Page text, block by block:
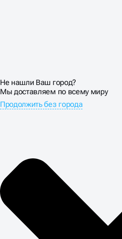
Не нашли Ваш город?
Мы доставляем по всему миру
Продолжить без города